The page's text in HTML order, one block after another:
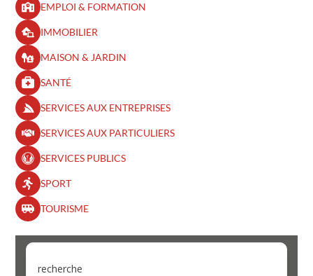
EMPLOI & FORMATION
IMMOBILIER
MAISON & JARDIN
SANTÉ
SERVICES AUX ENTREPRISES
SERVICES AUX PARTICULIERS
SERVICES PUBLICS
SPORT
TOURISME
recherche